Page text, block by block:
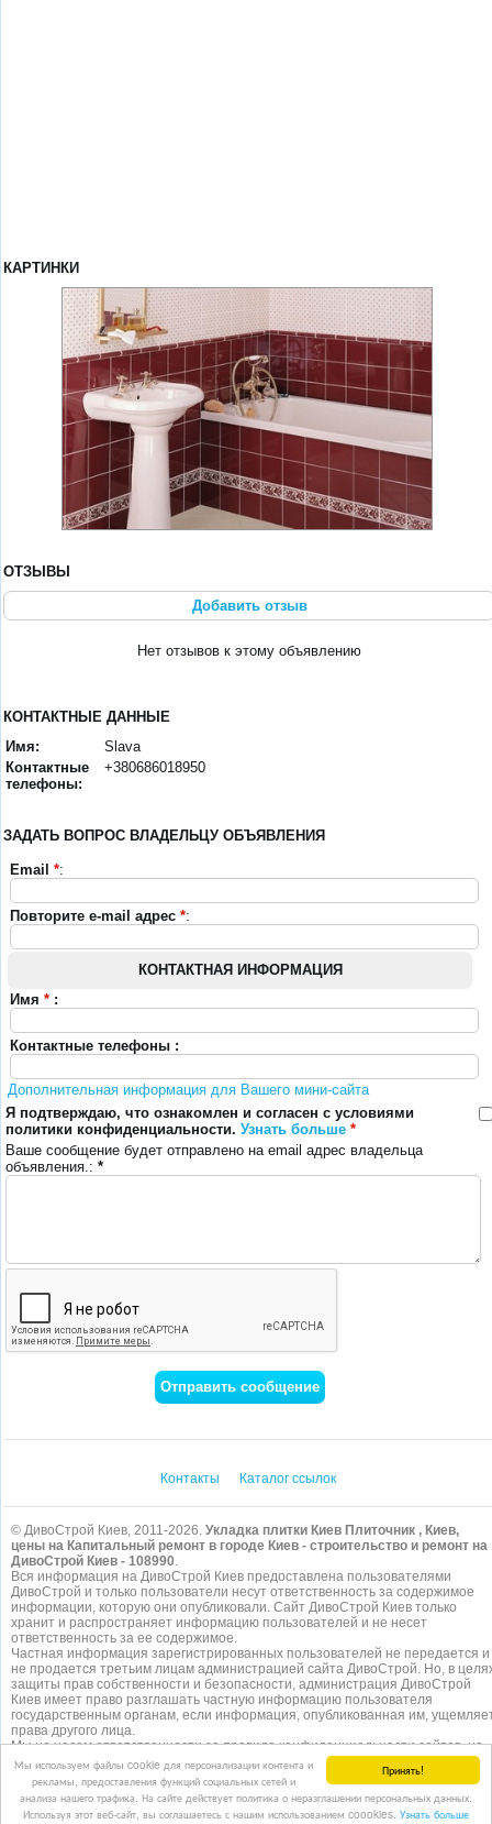
Принять!
Мы используем файлы cookie для персонализации контента и
рекламы, предоставления функций социальных сетей и
анализа нашего трафика. На сайте действует политика о неразглашении персональных данных.
Используя этот веб-сайт, вы соглашаетесь с нашим использованием coookies. Узнать больше
КАРТИНКИ
ОТЗЫВЫ
Добавить отзыв
Нет отзывов к этому объявлению
КОНТАКТНЫЕ ДАННЫЕ
Имя:
Slava
Контактные
телефоны:
+380686018950
ЗАДАТЬ ВОПРОС ВЛАДЕЛЬЦУ ОБЪЯВЛЕНИЯ
Email *:
Повторите e-mail адрес *:
КОНТАКТНАЯ ИНФОРМАЦИЯ
Имя * :
Контактные телефоны :
Дополнительная информация для Вашего мини-сайта
Я подтверждаю, что ознакомлен и согласен с условиями
политики конфиденциальности. Узнать больше *
Ваше сообщение будет отправлено на email адрес владельца
объявления.: *
Контакты Каталог ссылок
© ДивоСтрой Киев, 2011-2026. Укладка плитки Киев Плиточник , Киев,
цены на Капитальный ремонт в городе Киев - строительство и ремонт на
ДивоСтрой Киев - 108990
Вся информация на ДивоСтрой Киев предоставлена пользователями
ДивоСтрой и только пользователи несут ответственность за содержимое
информации, которую они опубликовали. Сайт ДивоСтрой Киев только
хранит и распространяет информацию пользователей и не несет
ответственность за ее содержимое.
Частная информация зарегистрированных пользователей не передается и
не продается третьим лицам администрацией сайта ДивоСтрой. Но, в
защиты прав собственности и безопасности, администрация ДивоСтрой
Киев имеет право разглашать частную информацию пользователя
государственным органам, если информация, опубликованная им,
права другого лица.
Мы не несем ответственности за правила конфиденциальности сайтов, на
которые ссылается ДивоСтрой. На некоторых страницах нашегосайта
представлена реклама Google Adsense Advertising Network. Чтобы узнать
подробней о правилах конфиденциальности Google